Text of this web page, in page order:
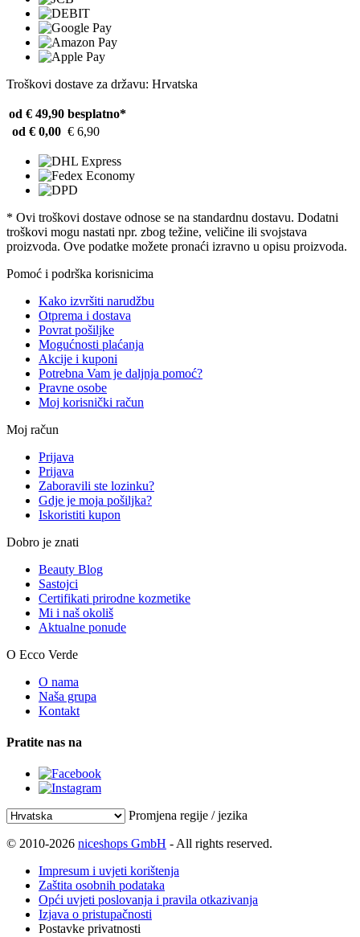
Troškovi dostave za državu: Hrvatska
od € 49,90 besplatno*
od € 0,00 € 6,90
* Ovi troškovi dostave odnose se na standardnu ​​dostavu. Dodatni
troškovi mogu nastati npr. zbog težine, veličine ili svojstava
proizvoda. Ove podatke možete pronaći izravno u opisu proizvoda.
Pomoć i podrška korisnicima
Kako izvršiti narudžbu
Otprema i dostava
Povrat pošiljke
Mogućnosti plaćanja
Akcije i kuponi
Potrebna Vam je daljnja pomoć?
Pravne osobe
Moj korisnički račun
Moj račun
Prijava
Prijava
Zaboravili ste lozinku?
Gdje je moja pošiljka?
Iskoristiti kupon
Dobro je znati
Beauty Blog
Sastojci
Certifikati prirodne kozmetike
Mi i naš okoliš
Aktualne ponude
O Ecco Verde
O nama
Naša grupa
Kontakt
Pratite nas na
Promjena regije / jezika
© 2010-2026 niceshops GmbH - All rights reserved.
Impresum i uvjeti korištenja
Zaštita osobnih podataka
Opći uvjeti poslovanja i pravila otkazivanja
Izjava o pristupačnosti
Postavke privatnosti